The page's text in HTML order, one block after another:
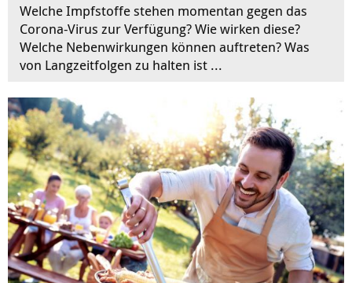
Welche Impfstoffe stehen momentan gegen das
Corona-Virus zur Verfügung? Wie wirken diese?
Welche Nebenwirkungen können auftreten? Was
von Langzeitfolgen zu halten ist ...